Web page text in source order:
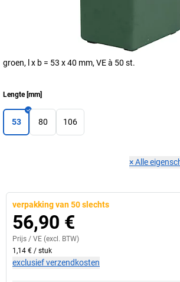
groen, l x b = 53 x 40 mm, VE à 50 st.
Lengte[mm]
53 80 106
×Alle
verpakking van 50 slechts
56,90 €
Prijs / VE (excl. BTW)
1,14 € / stuk
exclusief verzendkosten